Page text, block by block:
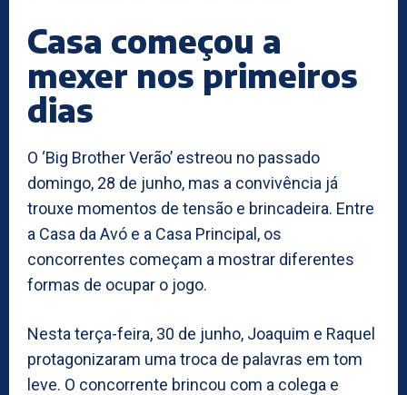
Casa começou a
mexer nos primeiros
dias
O ‘Big Brother Verão’ estreou no passado
domingo, 28 de junho, mas a convivência já
trouxe momentos de tensão e brincadeira. Entre
a Casa da Avó e a Casa Principal, os
concorrentes começam a mostrar diferentes
formas de ocupar o jogo.
Nesta terça-feira, 30 de junho, Joaquim e Raquel
protagonizaram uma troca de palavras em tom
leve. O concorrente brincou com a colega e